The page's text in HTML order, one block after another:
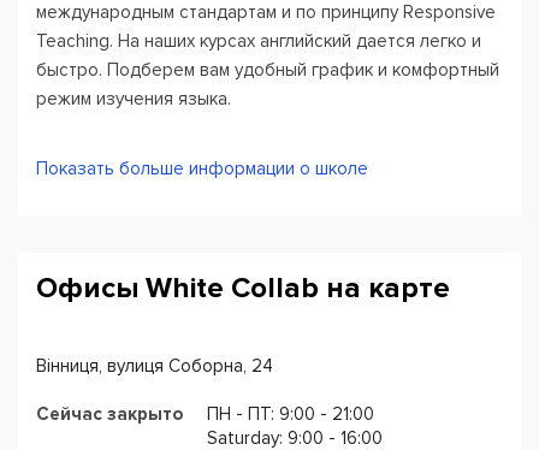
международным стандартам и по принципу Responsive
Teaching. На наших курсах английский дается легко и
быстро. Подберем вам удобный график и комфортный
режим изучения языка.
электронный кабинет, где вы можете пользоваться
сможете получить Кембриджские или Оксфордские
сертификаты.
Показать больше информации о школе
Офисы White Collab на карте
Вінниця, вулиця Соборна, 24
Сейчас закрыто
ПН - ПТ: 9:00 - 21:00
Saturday: 9:00 - 16:00